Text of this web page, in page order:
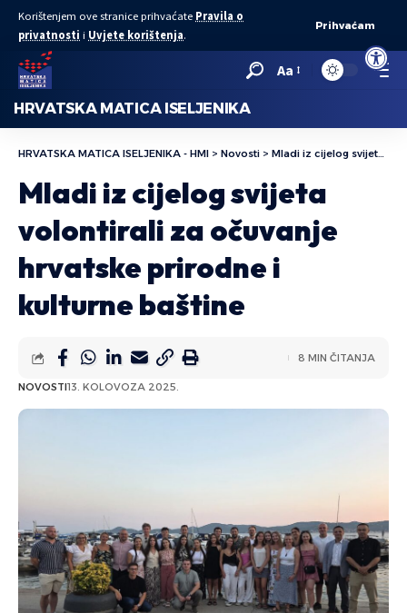
Open
Korištenjem ove stranice prihvaćate Pravila o
privatnosti i Uvjete korištenja.
Prihvaćam
Aa
HRVATSKA MATICA ISELJENIKA
HRVATSKA MATICA ISELJENIKA - HMI > Novosti > Mladi iz cijelog svijeta volontirali za očuvanje hrvatske prirodne i kulturne baštine
Mladi iz cijelog svijeta
volontirali za očuvanje
hrvatske prirodne i
kulturne baštine
NOVOSTI13. KOLOVOZA 2025.
8 MIN ČITANJA